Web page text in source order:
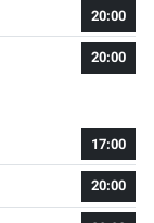
20:00
20:00
17:00
20:00